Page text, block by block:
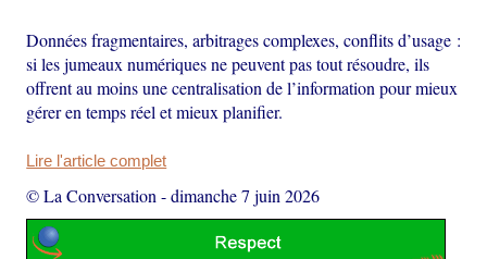
Données fragmentaires, arbitrages complexes, conflits d’usage :
si les jumeaux numériques ne peuvent pas tout résoudre, ils
offrent au moins une centralisation de l’information pour mieux
gérer en temps réel et mieux planifier.
Lire l'article complet
© La Conversation -dimanche 7 juin 2026